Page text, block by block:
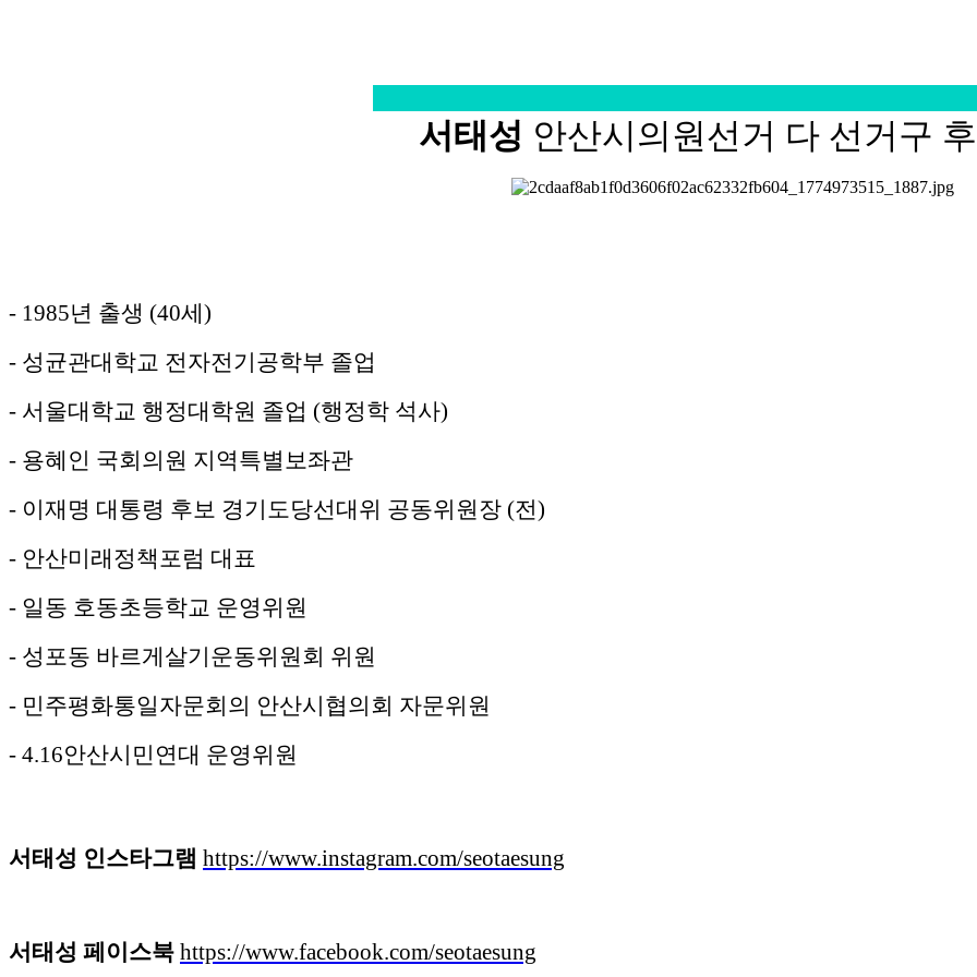
서태성 안산시의원선거 다 선거구
- 1985년 출생 (40세)
- 성균관대학교 전자전기공학부 졸업
- 서울대학교 행정대학원 졸업 (행정학 석사)
- 용혜인 국회의원 지역특별보좌관
- 이재명 대통령 후보 경기도당선대위 공동위원장 (전)
- 안산미래정책포럼 대표
- 일동 호동초등학교 운영위원
- 성포동 바르게살기운동위원회 위원
- 민주평화통일자문회의 안산시협의회 자문위원
- 4.16안산시민연대 운영위원
서태성 인스타그램 https://www.instagram.com/seotaesung
서태성 페이스북 https://www.facebook.com/seotaesung